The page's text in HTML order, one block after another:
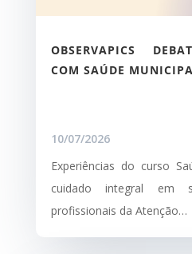
OBSERVAPICS
COM SAÚDE
10/07/2026
Experiências do curso
cuidado integral em
profissionais da Atenção…